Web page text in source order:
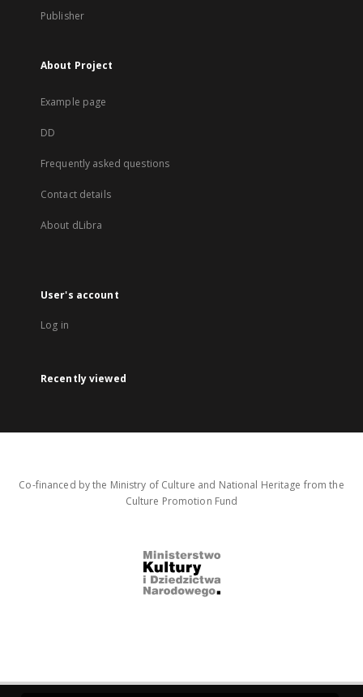
Publisher
About Project
Example page
DD
Frequently asked questions
Contact details
About dLibra
User's account
Log in
Recently viewed
Co-financed by the Ministry of Culture and National Heritage from the
Culture Promotion Fund